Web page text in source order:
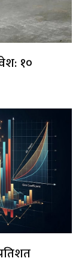
१०